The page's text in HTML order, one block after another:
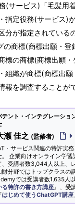
(サービス)「毛髪用
指定役務(サービス)
分が指定されている
の商標(商標出願・登
標の商標(商標出願
組織が商標(商標出
報を調査することが
テント・インテグレーショ
瀬 佳之 (監修者)
・サービス関連の特許実
。 企業向けオンライン学
、受講者数3,044人以上、
財分野ではトップクラスの
では受講者数1,635人
る特許の書き方講座 』、受
『はじめて使うChatGPT講座